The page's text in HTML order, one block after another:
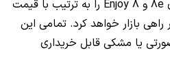
هوآوی گوشی Enjoy 8، انجوی 8e و Enjoy 8 را به ترتیب با قیمت
175 دلار و 207 دلار راهی بازار خواهد کرد. تمامی این
یا مشکی قابل خریداری